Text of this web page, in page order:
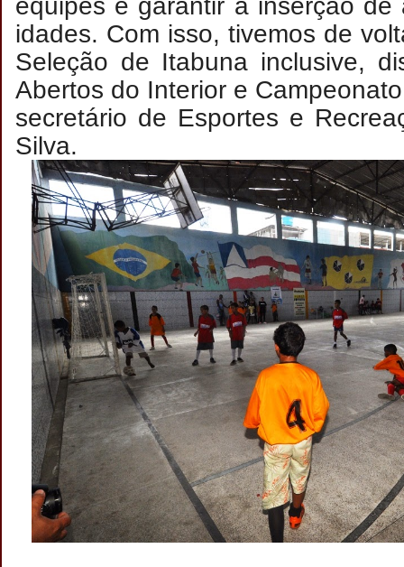
idades. Com isso, tivemos de
Seleção de Itabuna inclusive,
Abertos do Interior e
secretário de Esportes e
Silva.